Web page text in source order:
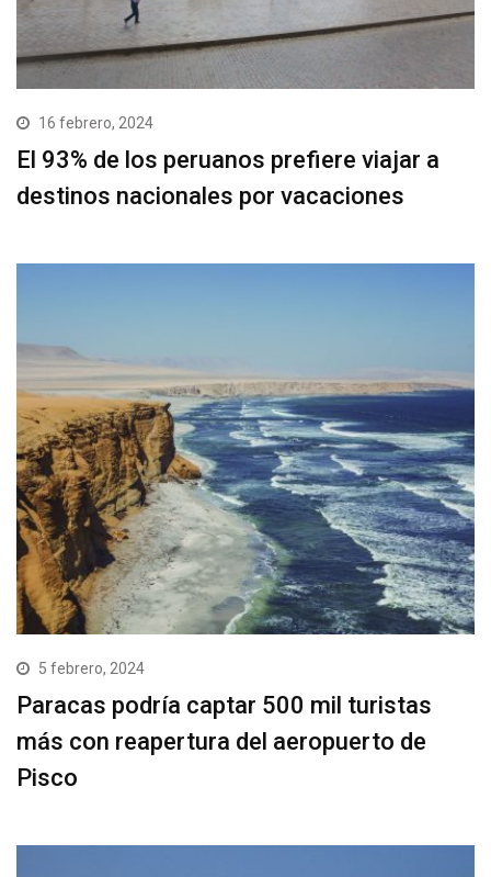
16 febrero, 2024
El 93% de los peruanos prefiere viajar a
destinos nacionales por vacaciones
5 febrero, 2024
Paracas podría captar 500 mil turistas
más con reapertura del aeropuerto de
Pisco